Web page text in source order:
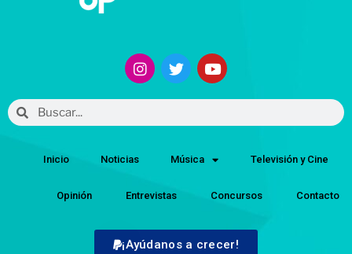
Inicio Noticias Música Televisión y Cine
Opinión Entrevistas Concursos Contacto
¡Ayúdanos a crecer!